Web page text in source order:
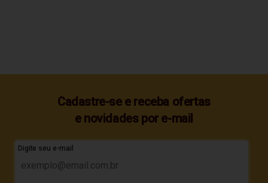
Cadastre-se e receba ofertas
e novidades por e-mail
Digite seu e-mail